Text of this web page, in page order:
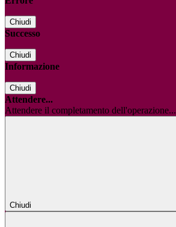
Chiudi
Successo
Chiudi
Informazione
Chiudi
Attendere...
Attendere il completamento dell'operazione...
Chiudi